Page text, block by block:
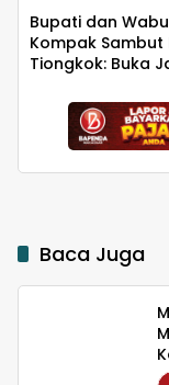
Bupati dan
Kompak Sambut
Tiongkok: Buka
Baca Juga